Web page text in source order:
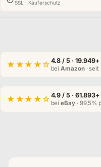
SSL · Käuferschutz
★★★★☆ 4.8 / 5 ·
beiAmazon· seit
★★★★☆ 4.9 / 5 ·
beieBay· 99,5%